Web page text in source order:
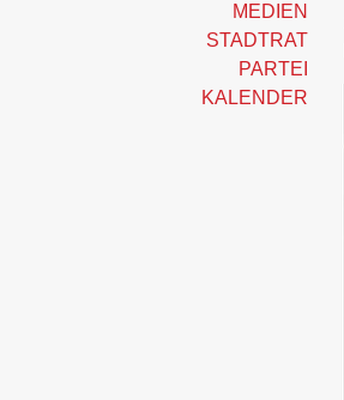
MEDIEN
STADTRAT
PARTEI
KALENDER